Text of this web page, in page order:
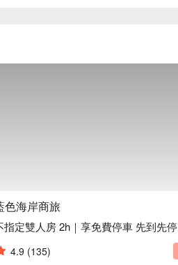
色海岸商旅
指定雙人房 2h｜享免費停車 先到先停
4.9 (135)